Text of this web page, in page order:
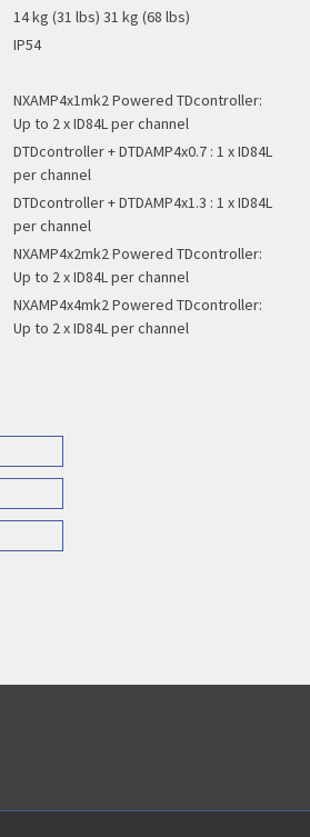
14 kg (31 lbs) 31 kg (68 lbs)
IP54
NXAMP4x1mk2 Powered TDcontroller:
Up to 2 x ID84L per channel
DTDcontroller + DTDAMP4x0.7 : 1 x ID84L
per channel
DTDcontroller + DTDAMP4x1.3 : 1 x ID84L
per channel
NXAMP4x2mk2 Powered TDcontroller:
Up to 2 x ID84L per channel
NXAMP4x4mk2 Powered TDcontroller:
Up to 2 x ID84L per channel